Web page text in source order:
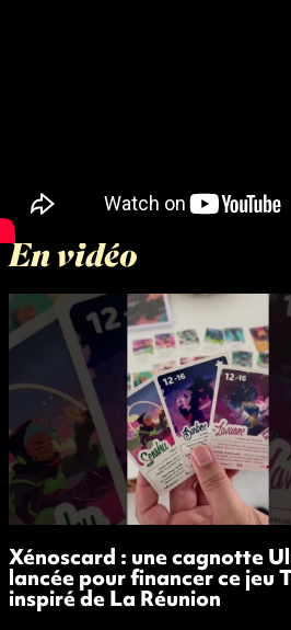
En vidéo
Xénoscard : une cagnotte
lancée pour financer ce jeu
inspiré de La Réunion